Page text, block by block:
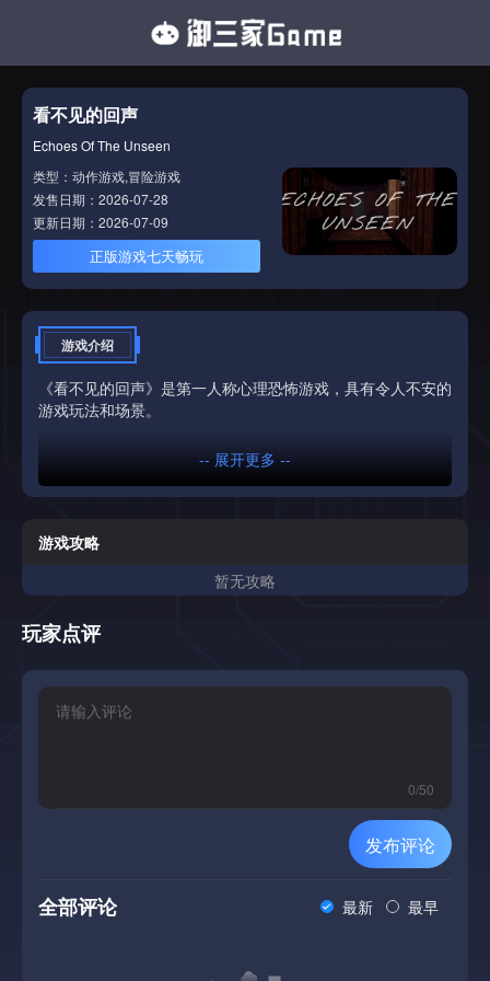
看不见的回声
Echoes Of The Unseen
类型：动作游戏,冒险游戏
发售日期：2026-07-28
更新日期：2026-07-09
正版游戏七天畅玩
游戏介绍
《看不见的回声》是第一人称心理恐怖游戏，具有令人不安的
游戏玩法和场景。
-- 展开更多 --
游戏攻略
暂无攻略
玩家点评
0/50
发布评论
全部评论 最新 最早